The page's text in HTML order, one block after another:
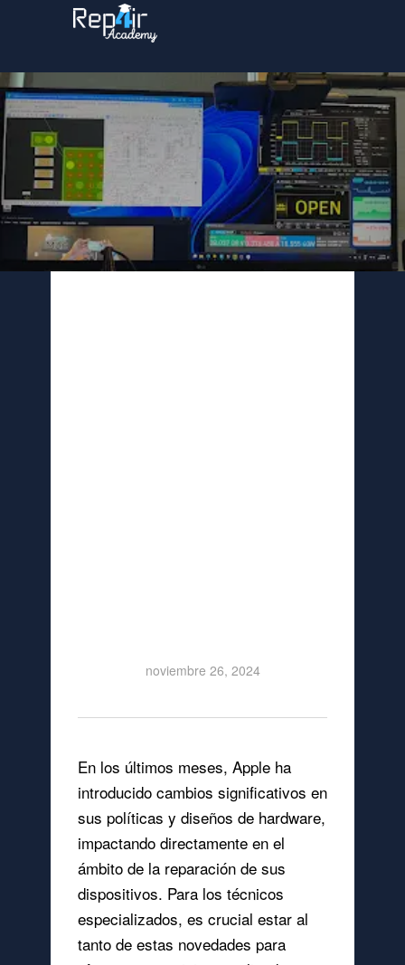
noviembre 26, 2024
En los últimos meses, Apple ha
introducido cambios significativos en
sus políticas y diseños de hardware,
impactando directamente en el
ámbito de la reparación de sus
dispositivos. Para los técnicos
especializados, es crucial estar al
tanto de estas novedades para